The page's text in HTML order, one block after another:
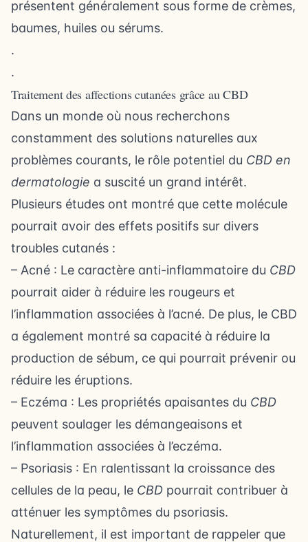
présentent généralement sous forme de crèmes,
baumes, huiles ou sérums.
.
.
Traitement des affections cutanées grâce au CBD
Dans un monde où nous recherchons
constamment des solutions naturelles aux
problèmes courants, le rôle potentiel du CBD en
dermatologie a suscité un grand intérêt.
Plusieurs études ont montré que cette molécule
pourrait avoir des effets positifs sur divers
troubles cutanés :
– Acné : Le caractère anti-inflammatoire du CBD
pourrait aider à réduire les rougeurs et
l’inflammation associées à l’acné. De plus, le CBD
a également montré sa capacité à réduire la
production de sébum, ce qui pourrait prévenir ou
réduire les éruptions.
– Eczéma : Les propriétés apaisantes du CBD
peuvent soulager les démangeaisons et
l’inflammation associées à l’eczéma.
– Psoriasis : En ralentissant la croissance des
cellules de la peau, le CBD pourrait contribuer à
atténuer les symptômes du psoriasis.
Naturellement, il est important de rappeler que